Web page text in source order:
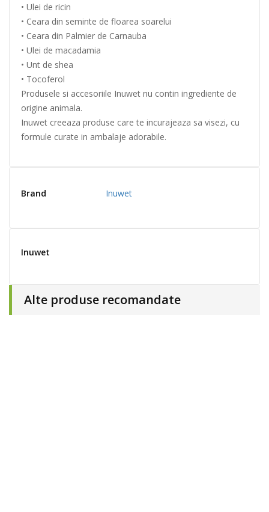
• Ulei de ricin
• Ceara din seminte de floarea soarelui
• Ceara din Palmier de Carnauba
• Ulei de macadamia
• Unt de shea
• Tocoferol
Produsele si accesoriile Inuwet nu contin ingrediente de
origine animala.
Inuwet creeaza produse care te incurajeaza sa visezi, cu
formule curate in ambalaje adorabile.
Brand Inuwet
Inuwet
Alte produse recomandate